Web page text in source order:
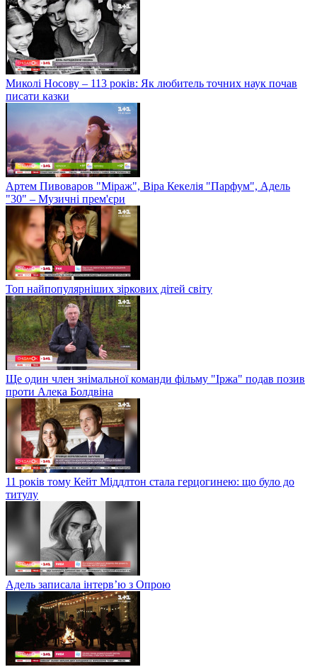
Миколі Носову – 113 років: Як любитель точних наук почав
писати казки
Артем Пивоваров "Міраж", Віра Кекелія "Парфум", Адель
"30" – Музичні прем'єри
Топ найпопулярніших зіркових дітей світу
Ще один член знімальної команди фільму "Іржа" подав позив
проти Алека Болдвіна
11 років тому Кейт Міддлтон стала герцогинею: що було до
титулу
Адель записала інтерв’ю з Опрою